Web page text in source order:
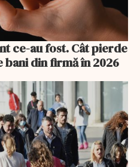
ce-au fost. Cât pierde
din firmă în 2026